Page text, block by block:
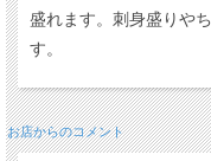
盛れます。刺身盛りや
す。
お店からのコメント